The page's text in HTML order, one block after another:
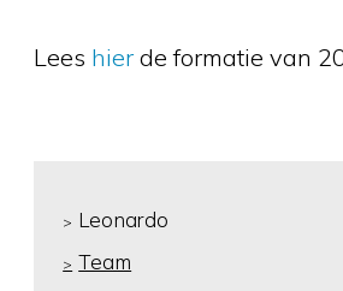
Lees hier de formatie van
Leonardo
Team